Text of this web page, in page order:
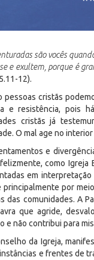
são vocês
e exultem, porque é
12).
pessoas cristãs
e resistência, pois
cristãs já
O mal age no
e
como Igreja
em
principalmente por
das comunidades. A
que agride,
e não contribui para
da Igreja,
e frentes de